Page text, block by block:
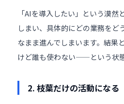
「AIを導入したい」という漠
しまい、具体的にどの業務をど
なまま進んでしまいます。結果
けど誰も使わない——という状態
2. 枝葉だけの活動になる